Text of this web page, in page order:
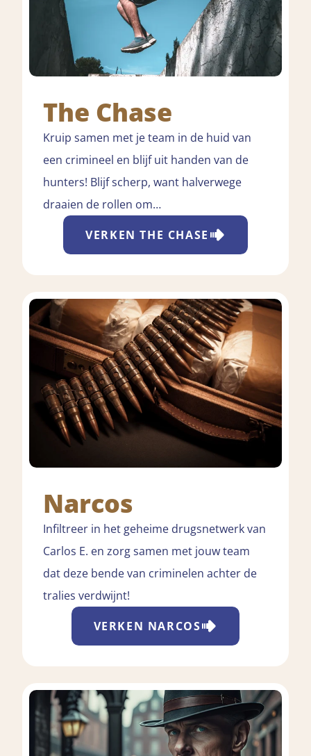
The Chase
Kruip samen met je team in de huid van
een crimineel en blijf uit handen van de
hunters! Blijf scherp, want halverwege
draaien de rollen om…
VERKENTHE CHASE
Narcos
Infiltreer in het geheime drugsnetwerk van
Carlos E. en zorg samen met jouw team
dat deze bende van criminelen achter de
tralies verdwijnt!
VERKEN NARCOS